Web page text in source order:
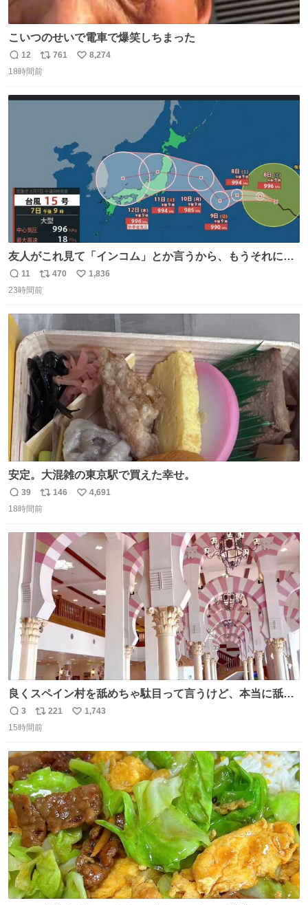
こいつのせいで電車で爆笑しちまった
返
信
12
リ
ポ
761
い
8,274
18時間前
友人がこれ見て「インコム」とか言うから、もうそれにし
か見えなくなっちゃった。
返
信
11
リ
ポ
ト
数
470
い
1,836
23時間前
安定。大混雑の東京駅で買えた幸せ。
返
信
39
リ
ポ
ト
数
146
い
4,691
18時間前
良くスペイン村を舐めちゃ駄目って言うけど、本当に舐め
ちゃ行けないのはスペィン村ホテル🏛🏨 だってロビーから
中庭抜けるだけでこの有様🤩 ディズニーホテル泊まってる
ニャは益々素晴らしい場所になってる
返
信
3
リ
ポ
ト
数
221
い
数
1,743
15時間前